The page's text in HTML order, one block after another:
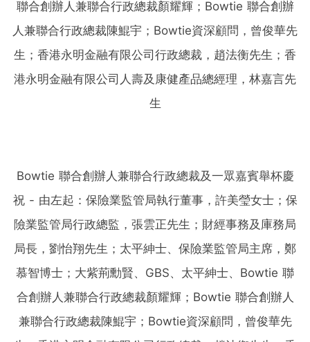
Bowtie 聯合創辦人兼聯合行政總裁及一眾嘉賓舉杯慶
祝 - 由左起：保險業監管局執行董事，許美瑩女士；保
險業監管局行政總監，張雲正先生；財經事務及庫務局
局長，劉怡翔先生；太平紳士、保險業監管局主席，鄭
慕智博士；大紫荊勳賢、GBS、太平紳士、Bowtie 聯
合創辦人兼聯合行政總裁顏耀輝；Bowtie 聯合創辦人
兼聯合行政總裁陳鯤宇；Bowtie資深顧問，曾俊華先